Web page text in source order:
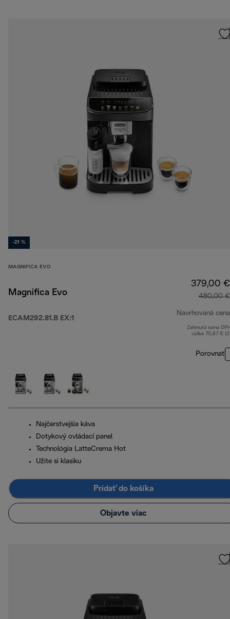
-21 %
MAGNIFICA EVO
Magnifica Evo
ECAM292.81.B EX:1
379,00 €
480,00 €
Navrhovaná cena
Zahrnutá suma
výške 70,87 €
Porovnať
Najčerstvejšia káva
Dotykový ovládací panel
Technológia LatteCrema Hot
Užite si klasiku
Pridať do košíka
Objavte viac